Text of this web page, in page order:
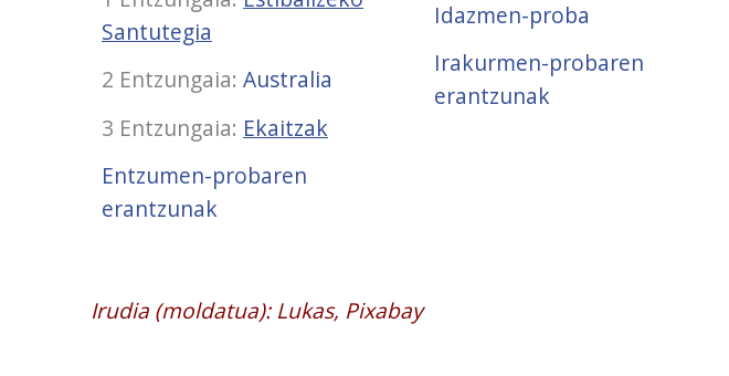
Santutegia
2 Entzungaia: Australia
3 Entzungaia: Ekaitzak
Entzumen-probaren
erantzunak
Idazmen-proba
Irakurmen-probaren
erantzunak
Irudia (moldatua): Lukas, Pixabay